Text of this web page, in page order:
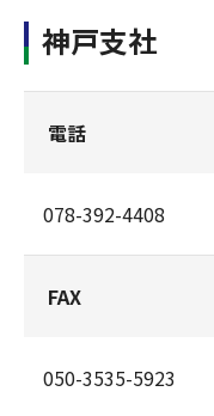
神戸支社
電話
078-392-4408
FAX
050-3535-5923